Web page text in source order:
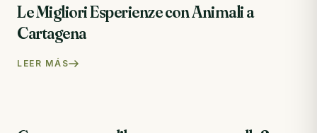
Le Migliori Esperienze con Animali a
Cartagena
LEER MÁS